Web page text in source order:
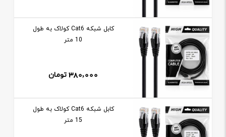
کابل شبکه Cat6 کولاک به طول
10 متر
380,000 تومان
کابل شبکه Cat6 کولاک به طول
15 متر